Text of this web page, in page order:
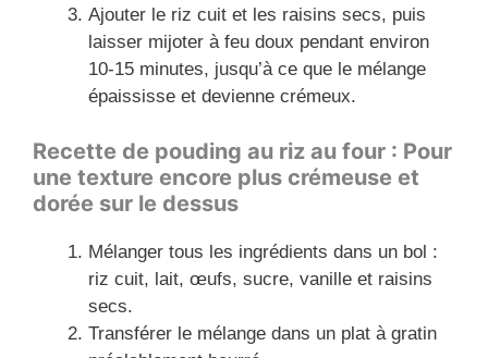
Ajouter le riz cuit et les raisins secs, puis
laisser mijoter à feu doux pendant environ
10-15 minutes, jusqu’à ce que le mélange
épaississe et devienne crémeux.
Recette de pouding au riz au four : Pour
une texture encore plus crémeuse et
dorée sur le dessus
Mélanger tous les ingrédients dans un bol :
riz cuit, lait, œufs, sucre, vanille et raisins
secs.
Transférer le mélange dans un plat à gratin